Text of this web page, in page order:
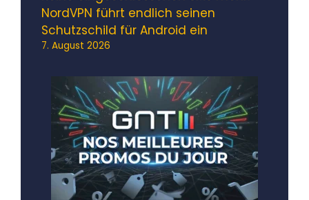
NordVPN führt endlich seinen
Schutzschild für Android ein
7. August 2026